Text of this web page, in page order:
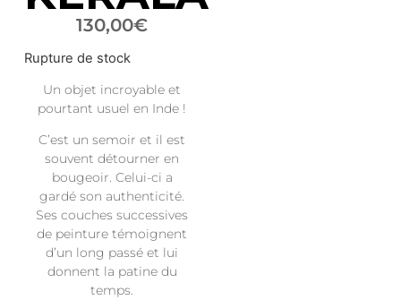
130,00€
Rupture de stock
Un objet incroyable et
pourtant usuel en Inde !
C’est un semoir et il est
souvent détourner en
bougeoir. Celui-ci a
gardé son authenticité.
Ses couches successives
de peinture témoignent
d’un long passé et lui
donnent la patine du
temps.